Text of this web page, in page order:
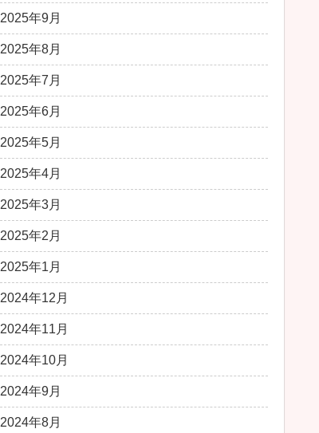
2025年9月
2025年8月
2025年7月
2025年6月
2025年5月
2025年4月
2025年3月
2025年2月
2025年1月
2024年12月
2024年11月
2024年10月
2024年9月
2024年8月